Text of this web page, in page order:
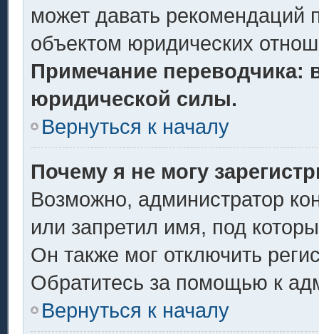
может давать рекомендаций
объектом юридических
Примечание переводчика:
юридической силы.
Вернуться к началу
Почему я не могу
Возможно, администратор
или запретил имя, под
Он также мог отключить
Обратитесь за помощью к
Вернуться к началу